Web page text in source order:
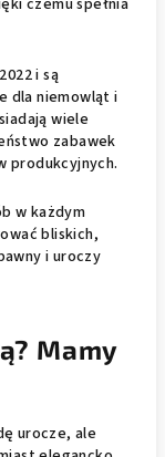
czemu spełnia
i są
dla niemowląt i
wiele
zabawek
produkcyjnych.
w każdym
bliskich,
i uroczy
Mamy
urocze, ale